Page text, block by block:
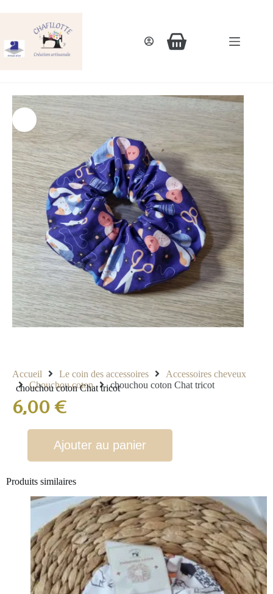
Accueil Le coin des accessoires
Accessoires cheveux
Chouchou coton
chouchou coton Chat tricot
chouchou coton Chat tricot
6,00€
Ajouter au panier
Produits similaires